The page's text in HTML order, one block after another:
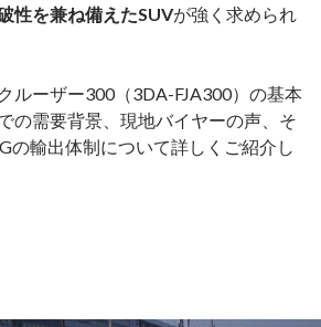
性を兼ね備えたSUVが強く求められ
ルーザー300（3DA-FJA300）の基本
の需要背景、現地バイヤーの声、そ
の輸出体制について詳しくご紹介し